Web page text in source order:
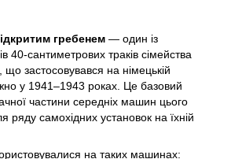
гребенем — один із
40-сантиметрових траків сімейства
, що застосовувався на німецькій
у 1941–1943 роках. Це базовий
частини середніх машин цього
ряду самохідних установок на їхній
на таких машинах: